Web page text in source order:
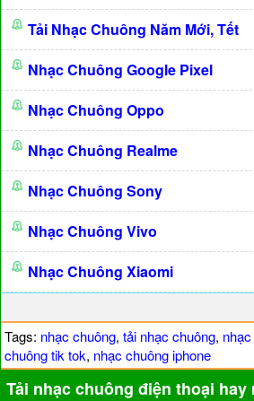
Tải Nhạc Chuông Năm Mới, Tết
Nhạc Chuông Google Pixel
Nhạc Chuông Oppo
Nhạc Chuông Realme
Nhạc Chuông Sony
Nhạc Chuông Vivo
Nhạc Chuông Xiaomi
Tags: nhạc chuông, tải nhạc chuông,
chuông tik tok, nhạc chuông iphone
Tải nhạc chuông điện thoại hay